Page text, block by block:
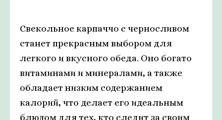
Свекольное карпаччо с черносливом
станет прекрасным выбором для
легкого и вкусного обеда. Оно богато
витаминами и минералами, а также
обладает низким содержанием
калорий, что делает его идеальным
блюдом для тех, кто следит за своим